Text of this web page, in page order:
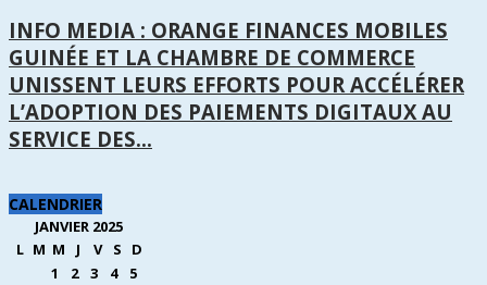
INFO MEDIA : ORANGE FINANCES MOBILES
GUINÉE ET LA CHAMBRE DE COMMERCE
UNISSENT LEURS EFFORTS POUR ACCÉLÉRER
L’ADOPTION DES PAIEMENTS DIGITAUX AU
SERVICE DES...
CALENDRIER
JANVIER 2025
L M M J V S
D
1
2 3 4
5